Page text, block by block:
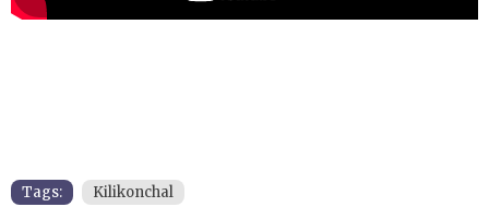
Tags: Kilikonchal